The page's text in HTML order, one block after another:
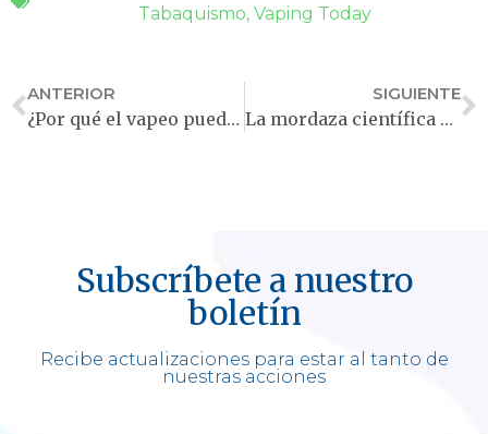
Tabaquismo, Vaping Today
ANTERIOR
¿Por qué el vapeo puede ayudar a los más vulnerables?
SIGUIENTE
La mordaza científica sobre el vapeo
Subscríbete a nuestro
boletín
Recibe actualizaciones para estar al tanto de
nuestras acciones